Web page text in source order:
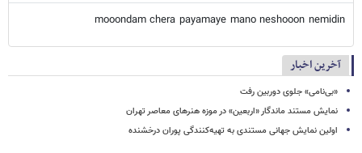
mooondam chera payamaye mano neshooon nemidin
آخرین اخبار
«بی‌نامی» جلوی دوربین رفت
نمایش مستند ماندگار «اربعین» در موزه هنرهای معاصر تهران
اولین نمایش جهانی مستندی به تهیه‌کنندگی پوران درخشنده